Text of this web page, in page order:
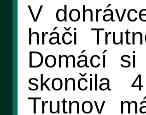
V
hráči
Domácí
skončila
Trutnov